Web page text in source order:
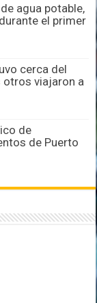
agua potable,
el primer
cerca del
otros viajaron a
de
de Puerto